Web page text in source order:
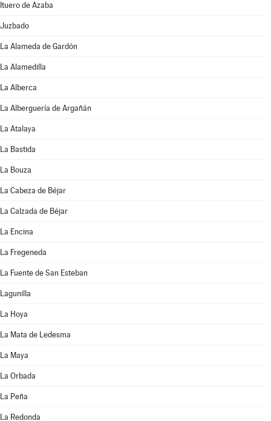
Ituero de Azaba
Juzbado
La Alameda de Gardón
La Alamedilla
La Alberca
La Alberguería de Argañán
La Atalaya
La Bastida
La Bouza
La Cabeza de Béjar
La Calzada de Béjar
La Encina
La Fregeneda
La Fuente de San Esteban
Lagunilla
La Hoya
La Mata de Ledesma
La Maya
La Orbada
La Peña
La Redonda